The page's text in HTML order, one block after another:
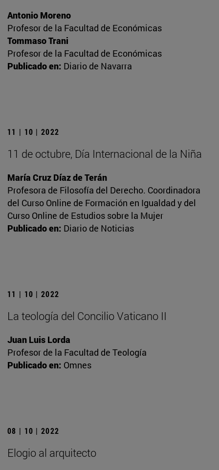
Antonio Moreno
Profesor de la Facultad de Económicas
Tommaso Trani
Profesor de la Facultad de Económicas
Publicado en: Diario de Navarra
11 | 10 | 2022
11 de octubre, Día Internacional de la Niña
María Cruz Díaz de Terán
Profesora de Filosofía del Derecho. Coordinadora
del Curso Online de Formación en Igualdad y del
Curso Online de Estudios sobre la Mujer
Publicado en: Diario de Noticias
11 | 10 | 2022
La teología del Concilio Vaticano II
Juan Luis Lorda
Profesor de la Facultad de Teología
Publicado en: Omnes
08 | 10 | 2022
Elogio al arquitecto